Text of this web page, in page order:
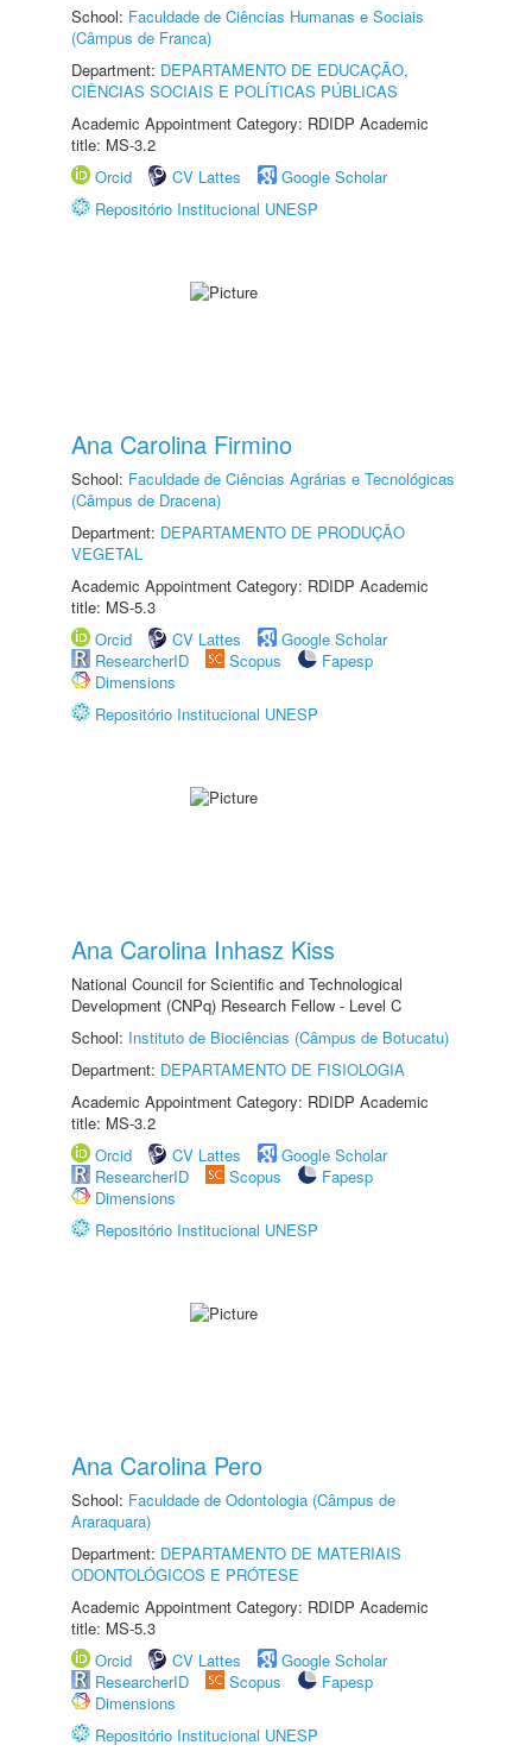
School: Faculdade de Ciências Humanas e Sociais
(Câmpus de Franca)
Department: DEPARTAMENTO DE EDUCAÇÃO,
CIÊNCIAS SOCIAIS E POLÍTICAS PÚBLICAS
Academic Appointment Category: RDIDP Academic
title: MS-3.2
Orcid
CV Lattes
Google Scholar
Repositório Institucional UNESP
Ana Carolina Firmino
School: Faculdade de Ciências Agrárias e Tecnológicas
(Câmpus de Dracena)
Department: DEPARTAMENTO DE PRODUÇÃO
VEGETAL
Academic Appointment Category: RDIDP Academic
title: MS-5.3
Orcid
CV Lattes
Google Scholar
ResearcherID
Scopus
Fapesp
Dimensions
Repositório Institucional UNESP
Ana Carolina Inhasz Kiss
National Council for Scientific and Technological
Development (CNPq) Research Fellow - Level C
School: Instituto de Biociências (Câmpus de Botucatu)
Department: DEPARTAMENTO DE FISIOLOGIA
Academic Appointment Category: RDIDP Academic
title: MS-3.2
Orcid
CV Lattes
Google Scholar
ResearcherID
Scopus
Fapesp
Dimensions
Repositório Institucional UNESP
Ana Carolina Pero
School: Faculdade de Odontologia (Câmpus de
Araraquara)
Department: DEPARTAMENTO DE MATERIAIS
ODONTOLÓGICOS E PRÓTESE
Academic Appointment Category: RDIDP Academic
title: MS-5.3
Orcid
CV Lattes
Google Scholar
ResearcherID
Scopus
Fapesp
Dimensions
Repositório Institucional UNESP